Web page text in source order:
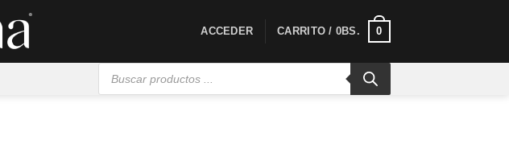
ACCEDER CARRITO / 0BS. 0
Búsqueda